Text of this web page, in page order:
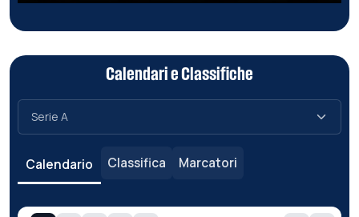
Calendari e Classifiche
Calendario Classifica Marcatori